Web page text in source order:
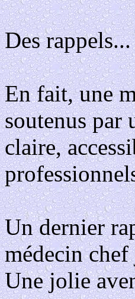
Des rappels...
En fait, une
soutenus par
claire,
Un dernier
médecin
Une jolie